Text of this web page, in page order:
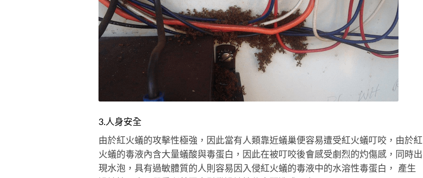
3.人身安全
由於紅火蟻的攻擊性極強，因此當有人類靠近蟻巢便容易遭受紅火蟻叮咬，由於紅
火蟻的毒液內含大量蟻酸與毒蛋白，因此在被叮咬後會感受劇烈的灼傷感，同時出
現水泡，具有過敏體質的人則容易因入侵紅火蟻的毒液中的水溶性毒蛋白， 產生